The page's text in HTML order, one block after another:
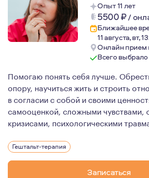
Опыт 11 лет
5500₽/
Ближайшее
11 августа, вт,
Онлайн прием
Всего выбрало
Помогаю понять себя лучше.
опору, научиться жить и строить
в согласии с собой и своими
самооценкой, сложными чувствами,
кризисами, психологическими
Я верю, что каждый человек
И во многом это зависит от желания
Психотерапия это не тренинг, не
Гештальт-терапия
Записаться